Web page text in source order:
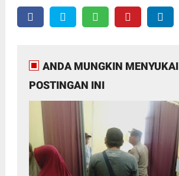
ANDA MUNGKIN MENYUKAI
POSTINGAN INI